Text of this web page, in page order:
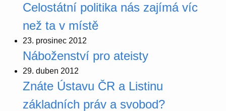
Celostátní politika nás zajímá víc
než ta v místě
23. prosinec 2012
Náboženství pro ateisty
29. duben 2012
Znáte Ústavu ČR a Listinu
základních práv a svobod?